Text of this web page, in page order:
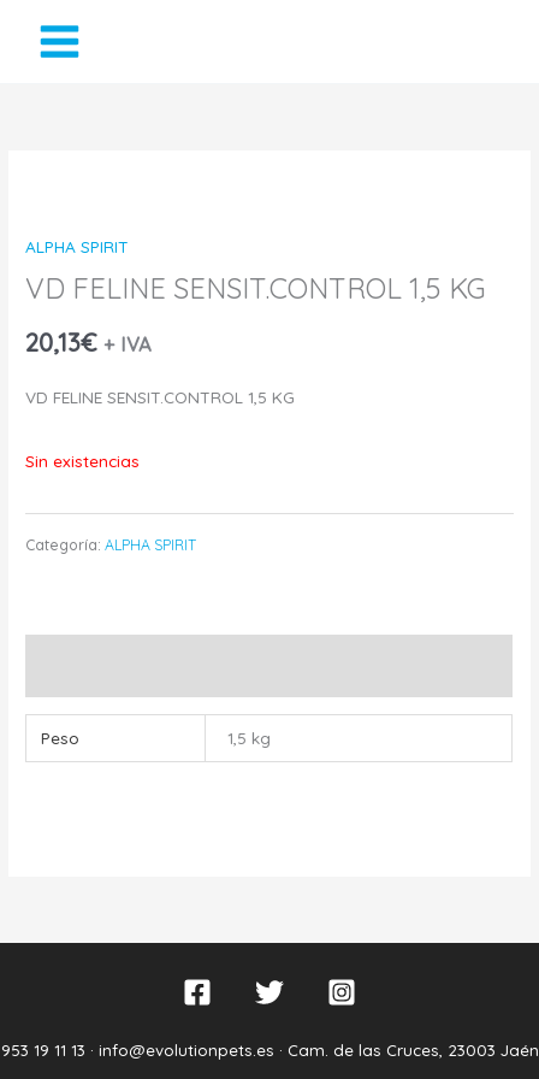
ALPHA SPIRIT
VD FELINE SENSIT.CONTROL 1,5 KG
20,13€ + IVA
VD FELINE SENSIT.CONTROL 1,5 KG
Sin existencias
Categoría:ALPHA SPIRIT
Peso 1,5 kg
953 19 11 13 · info@evolutionpets.es · Cam. de las Cruces, 23003 Jaén